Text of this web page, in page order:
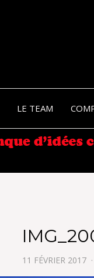
LE TEAM
11 FÉVRIER 2017